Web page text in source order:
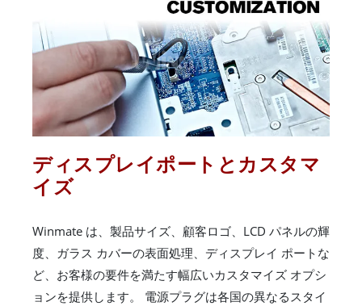
ディスプレイポートとカスタマ
イズ
Winmate は、製品サイズ、顧客ロゴ、LCD パネルの輝
度、ガラス カバーの表面処理、ディスプレイ ポートな
ど、お客様の要件を満たす幅広いカスタマイズ オプシ
ョンを提供します。 電源プラグは各国の異なるスタイ